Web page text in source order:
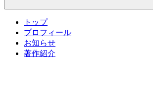
トップ
プロフィール
お知らせ
著作紹介